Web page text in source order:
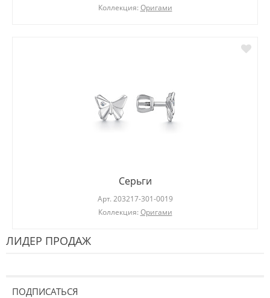
Коллекция: Оригами
Серьги
Арт. 203217-301-0019
Коллекция: Оригами
ЛИДЕР ПРОДАЖ
ПОДПИСАТЬСЯ